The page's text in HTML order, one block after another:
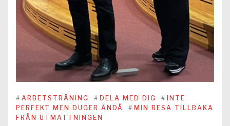
# ARBETSTRÄNING # DELA MED DIG # INTE
PERFEKT MEN DUGER ÄNDÅ
# MIN RESA TILLBAKA
FRÅN UTMATTNINGEN